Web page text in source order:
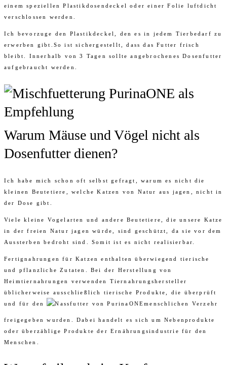
einem speziellen Plastikdosendeckel oder einer Folie luftdicht
verschlossen werden.
Ich bevorzuge den Plastikdeckel, den es in jedem Tierbedarf zu
erwerben gibt.So ist sichergestellt, dass das Futter frisch
bleibt. Innerhalb von 3 Tagen sollte angebrochenes Dosenfutter
aufgebraucht werden.
Warum Mäuse und Vögel nicht als
Dosenfutter dienen?
Ich habe mich schon oft selbst gefragt, warum es nicht die
kleinen Beutetiere, welche Katzen von Natur aus jagen, nicht in
der Dose gibt.
Viele kleine Vogelarten und andere Beutetiere, die unsere Katze
in der freien Natur jagen würde, sind geschützt, da sie vor dem
Aussterben bedroht sind. Somit ist es nicht realisierbar.
Fertignahrungen für Katzen enthalten überwiegend tierische
und pflanzliche Zutaten. Bei der Herstellung von
Heimtiernahrungen verwenden Tiernahrungshersteller
üblicherweise ausschließlich tierische Produkte, die überprüft
und für den
menschlichen Verzehr
freigegeben wurden. Dabei handelt es sich um Nebenprodukte
oder überzählige Produkte der Ernährungsindustrie für den
Menschen.